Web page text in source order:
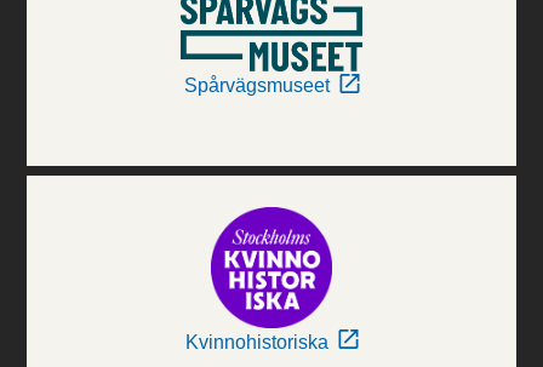
Spårvägsmuseet
Kvinnohistoriska